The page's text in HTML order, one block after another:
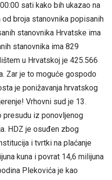
sati kako bih ukazao na
broja stanovnika popisanih
stanovnika Hrvatske ima
stanovnika ima 829
u Hrvatskoj je 425.566
Zar je to moguće gospodo
je ponižavanja hrvatskog
Vrhovni sud je 13.
iz ponovljenog
HDZ je osuđen zbog
i tvrtki na plaćanje
kuna i povrat 14,6 milijuna
Plekovića je kao